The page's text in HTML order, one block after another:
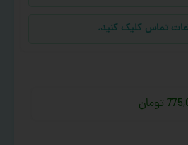
تماس کلیک کنید.
تومان